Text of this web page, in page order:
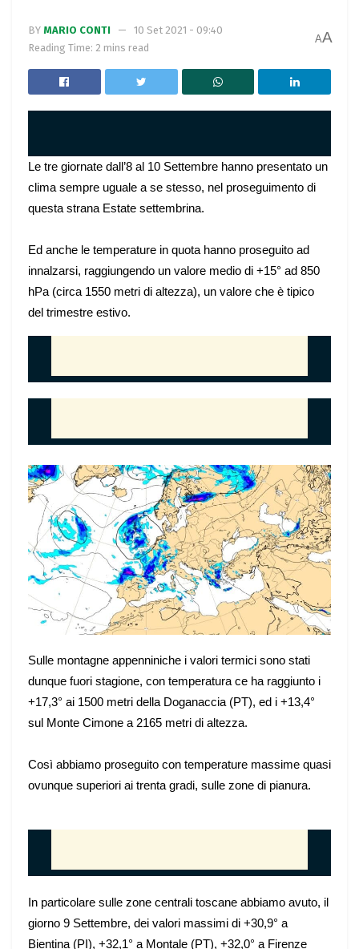
BY MARIO CONTI
10 Set 2021 - 09:40
Reading Time: 2 mins read
AA
Le tre giornate dall’8 al 10 Settembre hanno presentato un
clima sempre uguale a se stesso, nel proseguimento di
questa strana Estate settembrina.
Ed anche le temperature in quota hanno proseguito ad
innalzarsi, raggiungendo un valore medio di +15° ad 850
hPa (circa 1550 metri di altezza), un valore che è tipico
del trimestre estivo.
Sulle montagne appenniniche i valori termici sono stati
dunque fuori stagione, con temperatura ce ha raggiunto i
+17,3° ai 1500 metri della Doganaccia (PT), ed i +13,4°
sul Monte Cimone a 2165 metri di altezza.
Così abbiamo proseguito con temperature massime quasi
ovunque superiori ai trenta gradi, sulle zone di pianura.
In particolare sulle zone centrali toscane abbiamo avuto, il
giorno 9 Settembre, dei valori massimi di +30,9° a
Bientina (PI), +32,1° a Montale (PT), +32,0° a Firenze